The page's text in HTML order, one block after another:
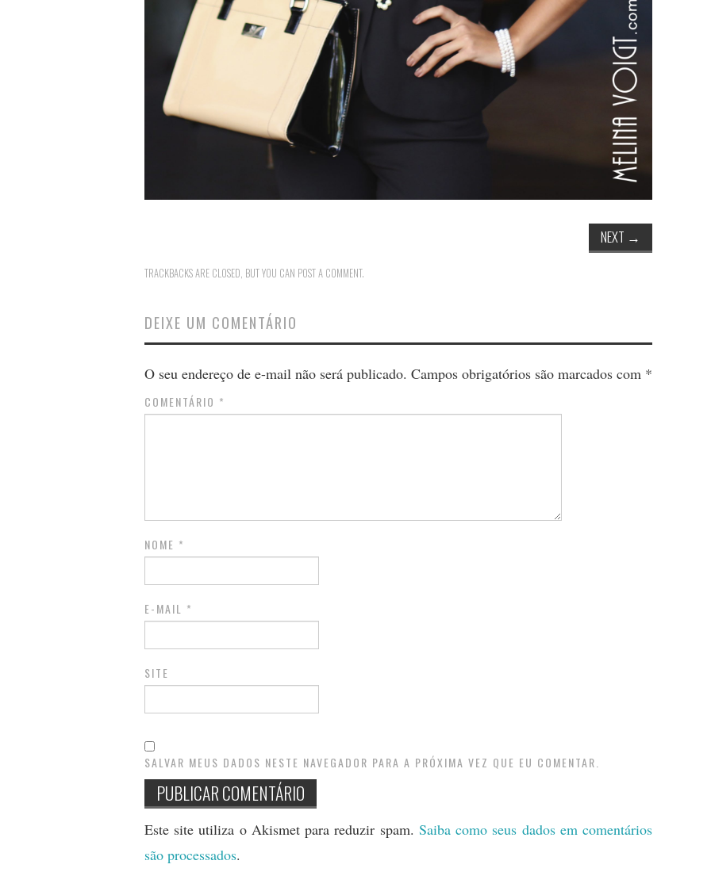
NEXT →
TRACKBACKS ARE CLOSED, BUT YOU CAN POST A COMMENT.
DEIXE UM COMENTÁRIO
O seu endereço de e-mail não será publicado. Campos obrigatórios são marcados com *
COMENTÁRIO *
NOME *
E-MAIL *
SITE
SALVAR MEUS DADOS NESTE NAVEGADOR PARA A PRÓXIMA VEZ QUE EU COMENTAR.
Este site utiliza o Akismet para reduzir spam. Saiba como seus dados em comentários
são processados.